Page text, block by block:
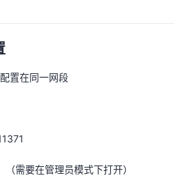
置在同一网段
需要在管理员模式下打开）